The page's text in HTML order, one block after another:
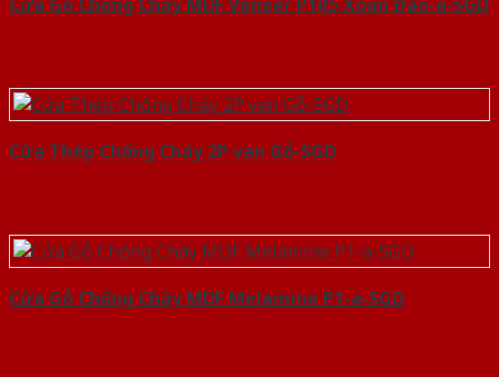
Cửa Thép Chống Cháy 2P van Gỗ-SGD
Cửa Gỗ Chống Cháy MDF Melamine P1-a-SGD